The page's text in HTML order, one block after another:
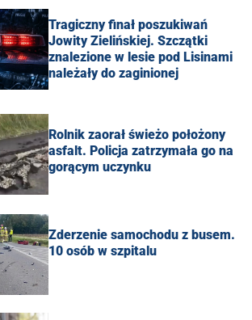
Tragiczny finał poszukiwań
Jowity Zielińskiej. Szczątki
znalezione w lesie pod Lisinami
należały do zaginionej
Rolnik zaorał świeżo położony
asfalt. Policja zatrzymała go na
gorącym uczynku
Zderzenie samochodu z busem.
10 osób w szpitalu